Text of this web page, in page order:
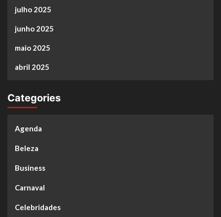
julho 2025
junho 2025
maio 2025
abril 2025
Categories
Agenda
Beleza
Business
Carnaval
Celebridades